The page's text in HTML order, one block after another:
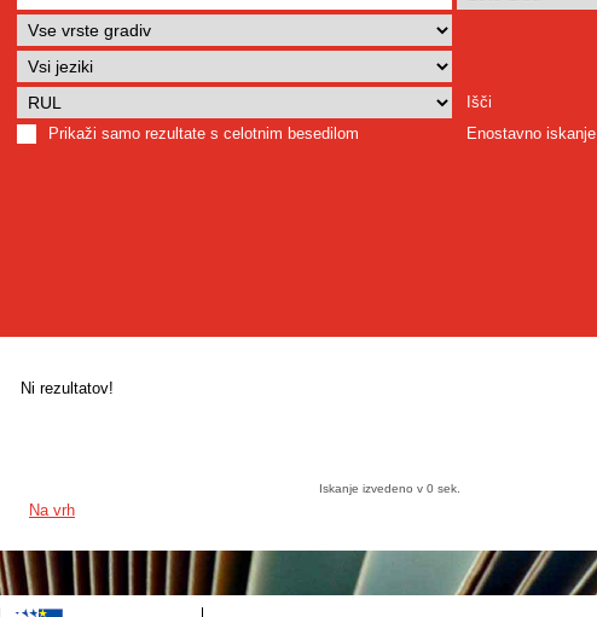
Išči
Prikaži samo rezultate s celotnim besedilom
Enostavno iskanje
Ni rezultatov!
Iskanje izvedeno v 0 sek.
Na vrh